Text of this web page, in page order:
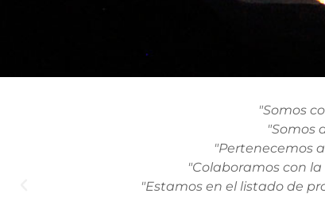
"Somos
"Somos
"Pertenecemos
"Colaboramos con
"Estamos en el listado de